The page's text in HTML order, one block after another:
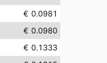
€ 0.0981
€ 0.0980
€ 0.1333